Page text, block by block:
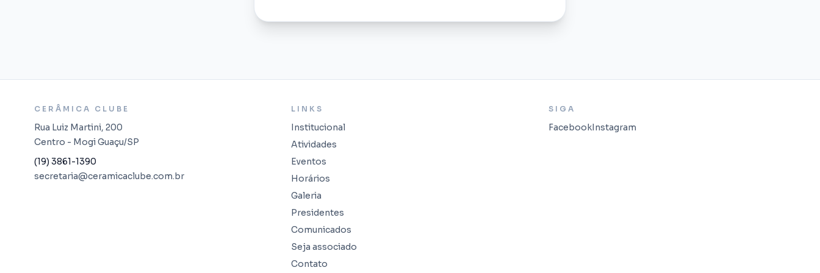
CERÂMICA CLUBE
Rua Luiz Martini, 200
Centro - Mogi Guaçu/SP
(19) 3861-1390
secretaria@ceramicaclube.com.br
LINKS
Institucional
Atividades
Eventos
Horários
Galeria
Presidentes
Comunicados
Seja associado
Contato
SIGA
FacebookInstagram